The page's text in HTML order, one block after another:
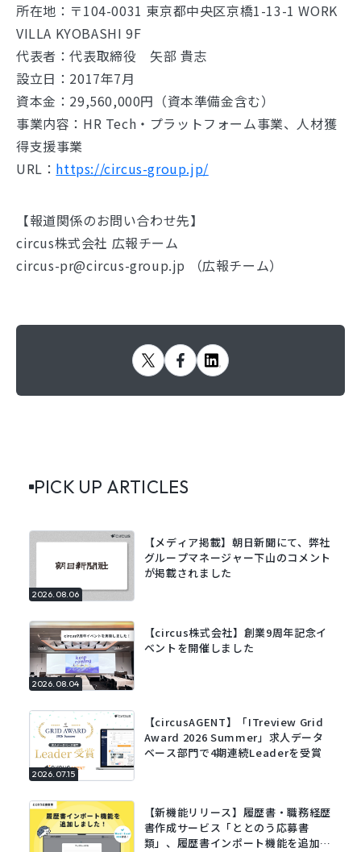
所在地：〒104-0031 東京都中央区京橋1-13-1 WORK
VILLA KYOBASHI 9F
代表者：代表取締役 矢部 貴志
設立日：2017年7月
資本金：29,560,000円（資本準備金含む）
事業内容：HR Tech・プラットフォーム事業、人材獲
得支援事業
URL： https://circus-group.jp/
【報道関係のお問い合わせ先】
circus株式会社 広報チーム
circus-pr@circus-group.jp （広報チーム）
PICK UP ARTICLES
2026.08.06
【メディア掲載】朝日新聞にて、弊社
グループマネージャー下山のコメント
が掲載されました
2026.08.04
【circus株式会社】創業9周年記念イ
ベントを開催しました
2026.07.15
【circusAGENT】「ITreview Grid
Award 2026 Summer」求人データ
ベース部門で4期連続Leaderを受賞
【新機能リリース】履歴書・職務経歴
書作成サービス「ととのう応募書
類」、履歴書インポート機能を追加。